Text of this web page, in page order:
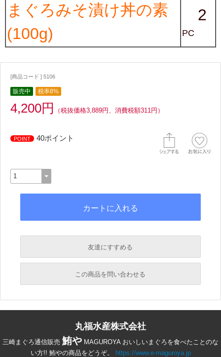
まぐろみそ漬け丼の素
(100g)
2
PC
[商品コード ] 5106
販売中 税率8%
4,200円 （税抜価格3,889円、消費税額311円）
POINT 40ポイント
友達にすすめる
必須
必須
この商品を問い合わせる
必須
丸福水産株式会社
三崎まぐろ通信販売 鮪や MAGUROYA おいしいまぐろを食べたことのな
い方!! 鮪やの商品をどうぞ。 https://www.e-maguroya.jp